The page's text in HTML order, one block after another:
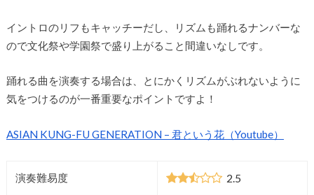
イントロのリフもキャッチーだし、リズムも踊れるナンバーな
ので文化祭や学園祭で盛り上がること間違いなしです。
踊れる曲を演奏する場合は、とにかくリズムがぶれないように
気をつけるのが一番重要なポイントですよ！
ASIAN KUNG-FU GENERATION – 君という花（Youtube）
演奏難易度 2.5